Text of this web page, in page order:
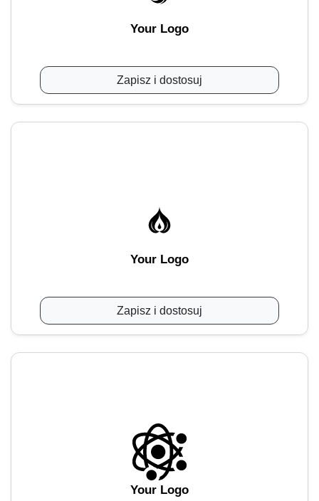
Your Logo
Zapisz i dostosuj
Your Logo
Zapisz i dostosuj
Your Logo